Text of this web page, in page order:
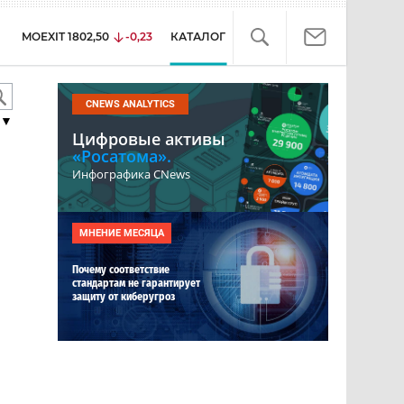
MOEXIT 1802,50 -0,23 КАТАЛОГ
CNEWS ANALYTICS
Цифровые активы
«Росатома».
Инфографика CNews
МНЕНИЕ МЕСЯЦА
Почему соответствие
стандартам не гарантирует
защиту от киберугроз